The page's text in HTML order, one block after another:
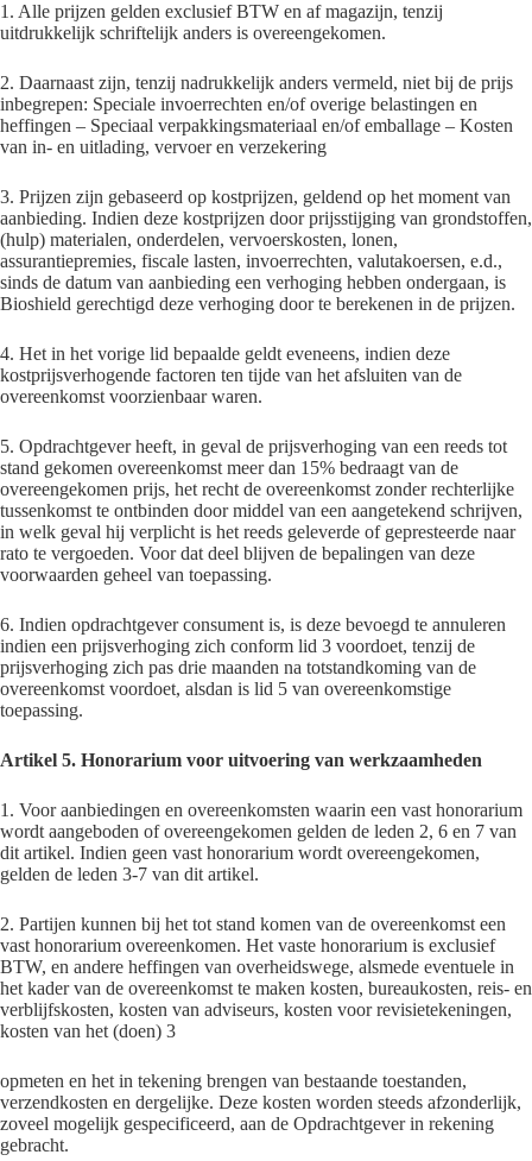
1. Alle prijzen gelden exclusief BTW en af magazijn, tenzij
uitdrukkelijk schriftelijk anders is overeengekomen.
2. Daarnaast zijn, tenzij nadrukkelijk anders vermeld, niet bij de prijs
inbegrepen: Speciale invoerrechten en/of overige belastingen en
heffingen – Speciaal verpakkingsmateriaal en/of emballage – Kosten
van in- en uitlading, vervoer en verzekering
3. Prijzen zijn gebaseerd op kostprijzen, geldend op het moment van
aanbieding. Indien deze kostprijzen door prijsstijging van grondstoffen,
(hulp) materialen, onderdelen, vervoerskosten, lonen,
assurantiepremies, fiscale lasten, invoerrechten, valutakoersen, e.d.,
sinds de datum van aanbieding een verhoging hebben ondergaan, is
Bioshield gerechtigd deze verhoging door te berekenen in de prijzen.
4. Het in het vorige lid bepaalde geldt eveneens, indien deze
kostprijsverhogende factoren ten tijde van het afsluiten van de
overeenkomst voorzienbaar waren.
5. Opdrachtgever heeft, in geval de prijsverhoging van een reeds tot
stand gekomen overeenkomst meer dan 15% bedraagt van de
overeengekomen prijs, het recht de overeenkomst zonder rechterlijke
tussenkomst te ontbinden door middel van een aangetekend schrijven,
in welk geval hij verplicht is het reeds geleverde of gepresteerde naar
rato te vergoeden. Voor dat deel blijven de bepalingen van deze
voorwaarden geheel van toepassing.
6. Indien opdrachtgever consument is, is deze bevoegd te annuleren
indien een prijsverhoging zich conform lid 3 voordoet, tenzij de
prijsverhoging zich pas drie maanden na totstandkoming van de
overeenkomst voordoet, alsdan is lid 5 van overeenkomstige
toepassing.
Artikel 5. Honorarium voor uitvoering van werkzaamheden
1. Voor aanbiedingen en overeenkomsten waarin een vast honorarium
wordt aangeboden of overeengekomen gelden de leden 2, 6 en 7 van
dit artikel. Indien geen vast honorarium wordt overeengekomen,
gelden de leden 3-7 van dit artikel.
2. Partijen kunnen bij het tot stand komen van de overeenkomst een
vast honorarium overeenkomen. Het vaste honorarium is exclusief
BTW, en andere heffingen van overheidswege, alsmede eventuele in
het kader van de overeenkomst te maken kosten, bureaukosten, reis- en
verblijfskosten, kosten van adviseurs, kosten voor revisietekeningen,
kosten van het (doen) 3
opmeten en het in tekening brengen van bestaande toestanden,
verzendkosten en dergelijke. Deze kosten worden steeds afzonderlijk,
zoveel mogelijk gespecificeerd, aan de Opdrachtgever in rekening
gebracht.